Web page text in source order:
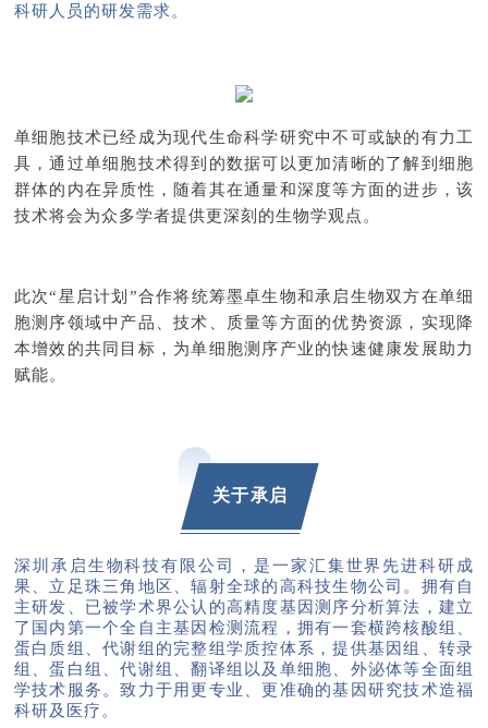
科研人员的研发需求。
单细胞技术已经成为现代生命科学研究中不可或缺的有力工
具，通过单细胞技术得到的数据可以更加清晰的了解到细胞
群体的内在异质性，随着其在通量和深度等方面的进步，该
技术将会为众多学者提供更深刻的生物学观点。
此次“星启计划”合作将统筹墨卓生物和承启生物双方在单细
胞测序领域中产品、技术、质量等方面的优势资源，实现降
本增效的共同目标，为单细胞测序产业的快速健康发展助力
赋能。
关于承启
深圳承启生物科技有限公司，是一家汇集世界先进科研成
果、立足珠三角地区、辐射全球的高科技生物公司。拥有自
主研发、已被学术界公认的高精度基因测序分析算法，建立
了国内第一个全自主基因检测流程，拥有一套横跨核酸组、
蛋白质组、代谢组的完整组学质控体系，提供基因组、转录
组、蛋白组、代谢组、翻译组以及单细胞、外泌体等全面组
学技术服务。致力于用更专业、更准确的基因研究技术造福
科研及医疗。